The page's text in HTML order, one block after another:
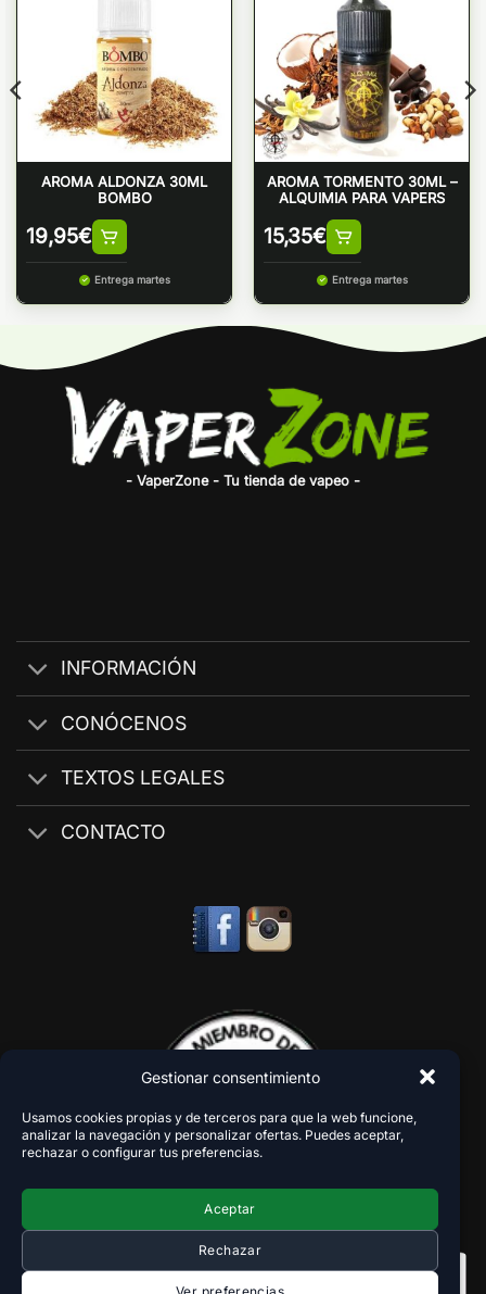
Gestionar consentimiento
Usamos cookies propias y de terceros para que la web funcione,
analizar la navegación y personalizar ofertas. Puedes aceptar,
rechazar o configurar tus preferencias.
Aceptar
Rechazar
AROMA ALDONZA 30ML
BOMBO
19,95€
Entrega martes
AROMA TORMENTO 30ML –
ALQUIMIA PARA VAPERS
15,35€
Entrega martes
- VaperZone - Tu tienda de vapeo -
INFORMACIÓN
CONÓCENOS
TEXTOS LEGALES
CONTACTO